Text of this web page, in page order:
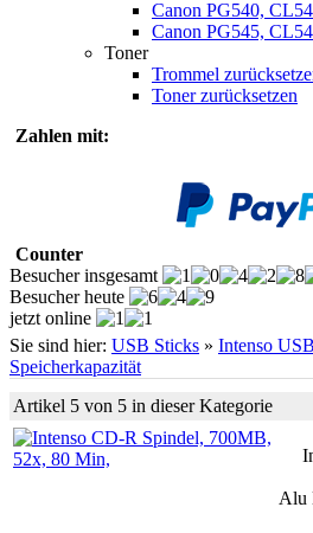
Canon PG540,
Canon PG545,
Toner
Trommel
Toner zurücksetzen
Zahlen mit:
Counter
Besucher insgesamt
Besucher heute
jetzt online
Sie sind hier: USB Sticks » Intenso
Speicherkapazität
Artikel 5 von 5 in dieser Kategorie
Alu